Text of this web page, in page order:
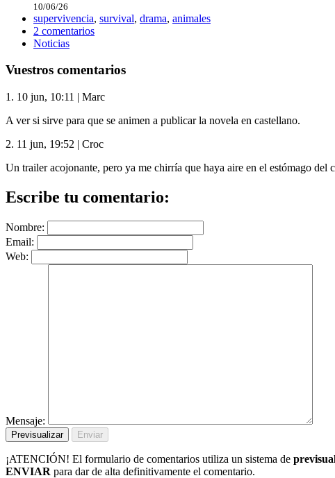
10/06/26
supervivencia, survival, drama, animales
2 comentarios
Noticias
Vuestros comentarios
1. 10 jun, 10:11 | Marc
A ver si sirve para que se animen a publicar la novela en castellano.
2. 11 jun, 19:52 | Croc
Un trailer acojonante, pero ya me chirría que haya aire en el estómago del
Escribe tu comentario:
Nombre:
Email:
Web:
Mensaje:
¡ATENCIÓN! El formulario de comentarios utiliza un sistema de
ENVIAR para dar de alta definitivamente el comentario.